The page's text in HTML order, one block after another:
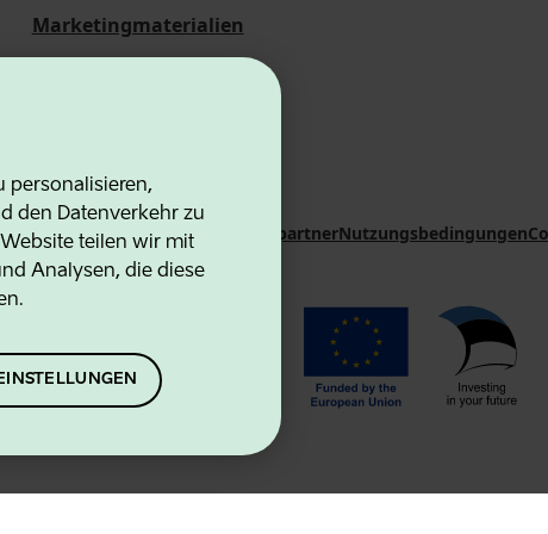
personalisieren,
den Datenverkehr zu
teilen wir mit
Analysen, die diese
Marketingmaterialien
AgencyKontakte KooperationspartnerNutzungsbedingungen